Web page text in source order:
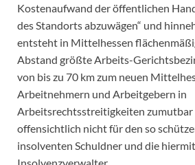
Kostenaufwand der öffentlichen
des Standorts abzuwägen“ und
entsteht in Mittelhessen
Abstand größte Arbeits-
von bis zu 70 km zum neuen
Arbeitnehmern und Arbeitgebern in
Arbeitsrechtsstreitigkeiten zumutbar
offensichtlich nicht für den so
insolventen Schuldner und die
Insolvenzverwalter.